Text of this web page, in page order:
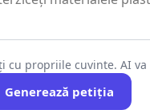
minim 5.000 de lei.
atitudinile
cu propriile cuvinte. AI
Generează petiția